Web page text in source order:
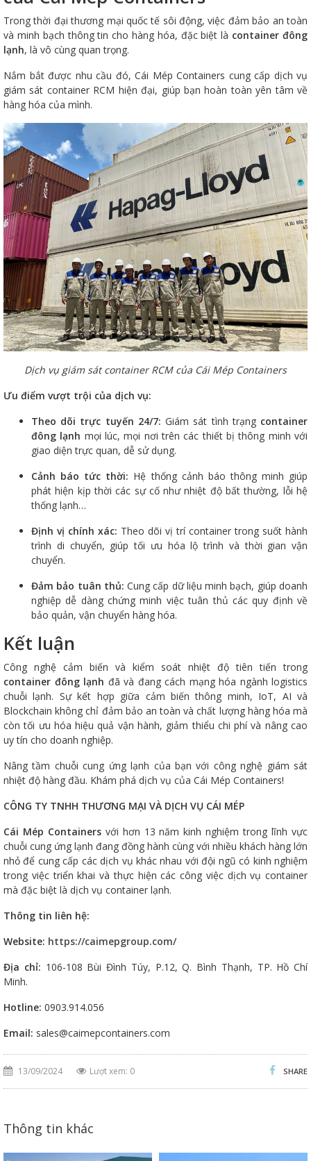
Trong thời đại thương mại quốc tế sôi động, việc đảm bảo an toàn
và minh bạch thông tin cho hàng hóa, đặc biệt là container đông
lạnh, là vô cùng quan trọng.
Nắm bắt được nhu cầu đó, Cái Mép Containers cung cấp dịch vụ
giám sát container RCM hiện đại, giúp bạn hoàn toàn yên tâm về
hàng hóa của mình.
Dịch vụ giám sát container RCM của Cái Mép Containers
Ưu điểm vượt trội của dịch vụ:
Theo dõi trực tuyến 24/7: Giám sát tình trạng container
đông lạnh mọi lúc, mọi nơi trên các thiết bị thông minh với
giao diện trực quan, dễ sử dụng.
Cảnh báo tức thời: Hệ thống cảnh báo thông minh giúp
phát hiện kịp thời các sự cố như nhiệt độ bất thường, lỗi hệ
thống lạnh…
Định vị chính xác: Theo dõi vị trí container trong suốt hành
trình di chuyển, giúp tối ưu hóa lộ trình và thời gian vận
chuyển.
Đảm bảo tuân thủ: Cung cấp dữ liệu minh bạch, giúp doanh
nghiệp dễ dàng chứng minh việc tuân thủ các quy định về
bảo quản, vận chuyển hàng hóa.
Kết luận
Công nghệ cảm biến và kiểm soát nhiệt độ tiên tiến trong
container đông lạnh đã và đang cách mạng hóa ngành logistics
chuỗi lạnh. Sự kết hợp giữa cảm biến thông minh, IoT, AI và
Blockchain không chỉ đảm bảo an toàn và chất lượng hàng hóa mà
còn tối ưu hóa hiệu quả vận hành, giảm thiểu chi phí và nâng cao
uy tín cho doanh nghiệp.
Nâng tầm chuỗi cung ứng lạnh của bạn với công nghệ giám sát
nhiệt độ hàng đầu. Khám phá dịch vụ của Cái Mép Containers!
CÔNG TY TNHH THƯƠNG MẠI VÀ DỊCH VỤ CÁI MÉP
Cái Mép Containers với hơn 13 năm kinh nghiệm trong lĩnh vực
chuỗi cung ứng lạnh đang đồng hành cùng với nhiều khách hàng lớn
nhỏ để cung cấp các dịch vụ khác nhau với đội ngũ có kinh nghiệm
trong việc triển khai và thực hiện các công việc dịch vụ container
mà đặc biệt là dịch vụ container lạnh.
Thông tin liên hệ:
Website: https://caimepgroup.com/
Địa chỉ: 106-108 Bùi Đình Túy, P.12, Q. Bình Thạnh, TP. Hồ Chí
Minh.
Hotline: 0903.914.056
Email: sales@caimepcontainers.com
13/09/2024 Lượt xem: 0 SHARE
Thông tin khác